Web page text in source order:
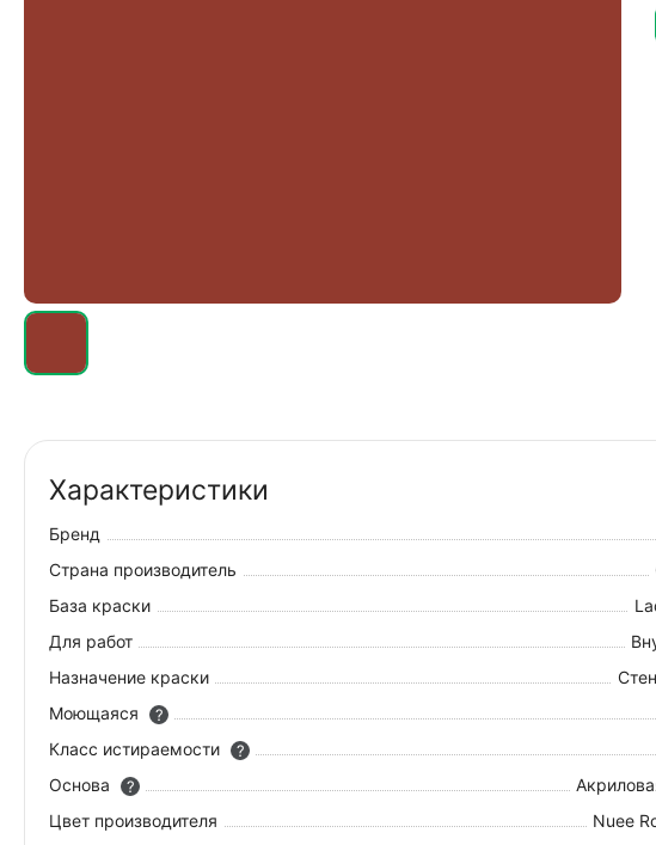
Характеристики
Бренд
Страна производитель
База краски
Для работ
Назначение краски
Моющаяся
?
Класс истираемости
?
Основа
?
Цвет производителя
Nuee